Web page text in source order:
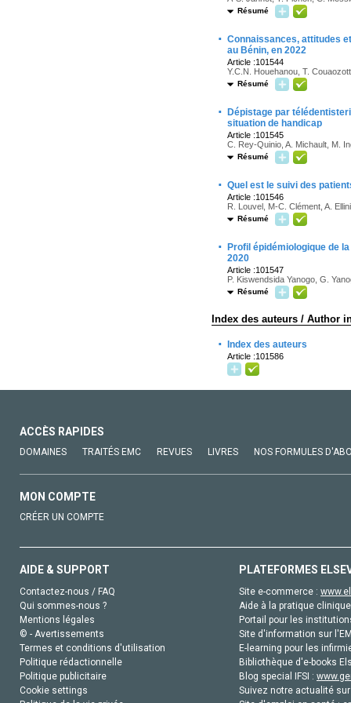
Résumé
· Connaissances, attitudes
au Bénin, en 2022
Article :101544
Y.C.N. Houehanou, T.
Résumé
·
Dépistage par
situation de handicap
Article :101545
C. Rey-Quinio, A. Michault, M.
Résumé
· Quel est le suivi des
Article :101546
R. Louvel, M-C. Clément, A.
Résumé
·
Profil épidémiologique de
2020
Article :101547
P. Kiswendsida Yanogo, G.
Résumé
Index des auteurs / Author
· Index des auteurs
Article :101586
ACCÈS RAPIDES
DOMAINES TRAITÉS EMC REVUES LIVRES NOS FORMULES
MON COMPTE
CRÉER UN COMPTE
AIDE & SUPPORT
Contactez-nous / FAQ
Qui sommes-nous ?
Mentions légales
© - Avertissements
Termes et conditions d'utilisation
Politique rédactionnelle
Politique publicitaire
Cookie settings
PLATEFORMES
Site e-commerce :
Aide à la pratique
Portail pour les
Site d'information sur
E-learning pour les
Bibliothèque d'e-books
Blog special IFSI :
Suivez notre actualité